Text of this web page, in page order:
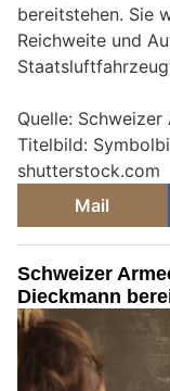
bereitstehen. Sie
Reichweite und
Quelle: Schweizer
Titelbild:
shutterstock.com
Mail
Schweizer
Dieckmann